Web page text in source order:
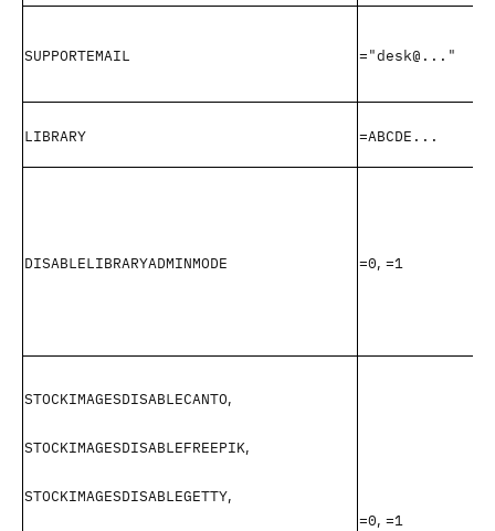
SUPPORTEMAIL ="desk@..."
LIBRARY =ABCDE...
DISABLELIBRARYADMINMODE =0, =1
STOCKIMAGESDISABLECANTO,
STOCKIMAGESDISABLEFREEPIK,
STOCKIMAGESDISABLEGETTY,
=0, =1